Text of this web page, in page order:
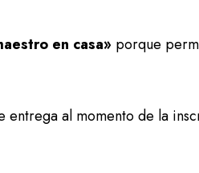
en casa» porque
entrega al momento de la